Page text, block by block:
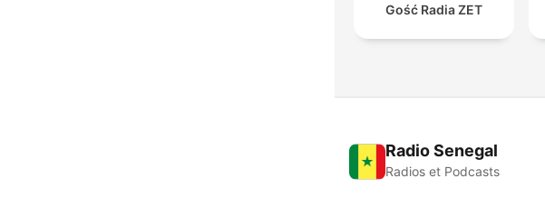
Gość Radia ZET
Radio Senegal
Radios et Podcasts